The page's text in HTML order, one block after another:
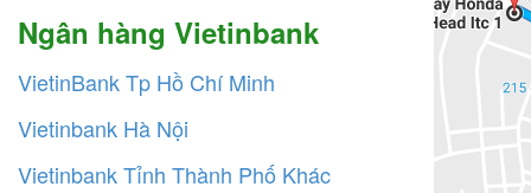
Ngân hàng Vietinbank
VietinBank Tp Hồ Chí Minh
Vietinbank Hà Nội
Vietinbank Tỉnh Thành Phố Khác